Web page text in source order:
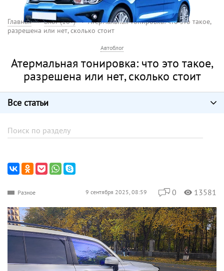
Главная Блог (18+)
Атермальная тонировка: что это такое,
разрешена или нет, сколько стоит
Автоблог
Атермальная тонировка: что это такое,
разрешена или нет, сколько стоит
Все статьи
Разное 9 сентября 2025, 08:59 0 13581